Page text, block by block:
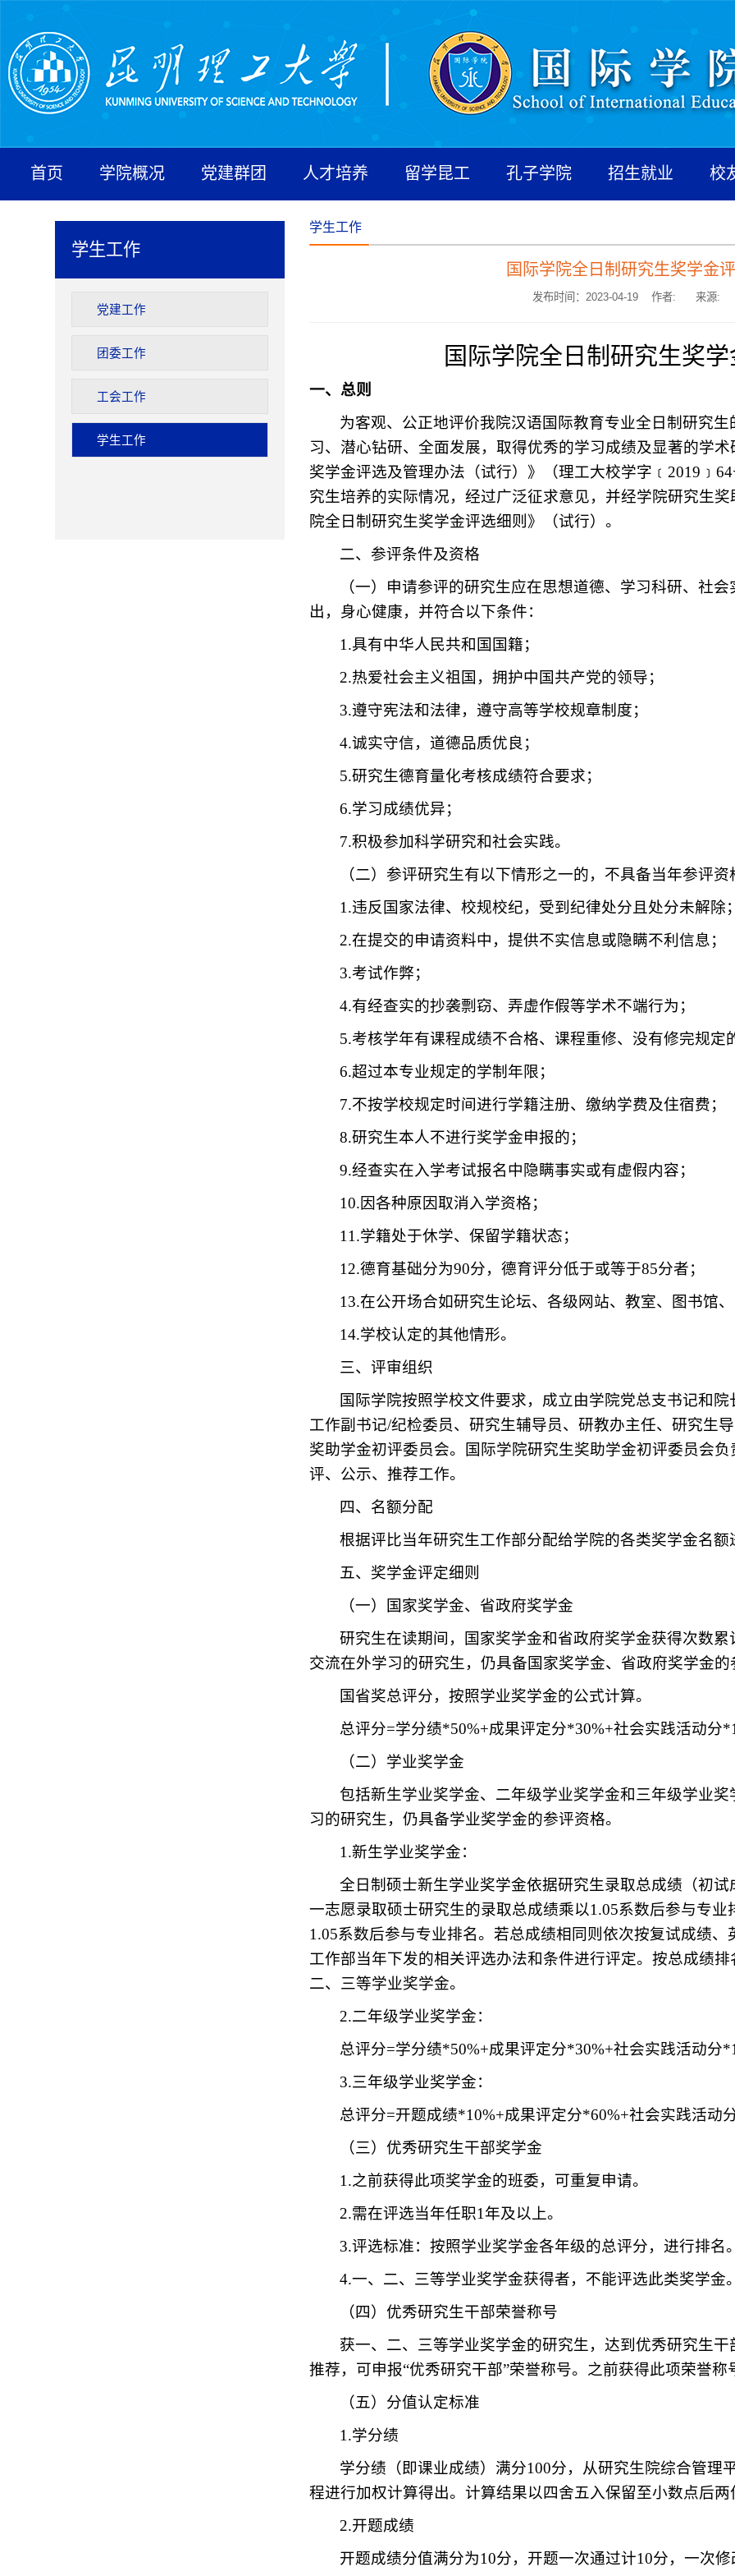
首页 学院概况 党建群团 人才培养 留学昆工 孔子学院 招生就业 校
学生工作
党建工作
团委工作
工会工作
学生工作
学生工作
国际学院全日制研究生奖学金
发布时间：2023-04-19 作者: 来源:
国际学院全日制研究生奖学
一、总则
为客观、公正地评价我院汉语国际教育专业全日制研究
习、潜心钻研、全面发展，取得优秀的学习成绩及显著的学
奖学金评选及管理办法（试行）》（理工大校学字
究生培养的实际情况，经过广泛征求意见，并经学院研究生奖
院全日制研究生奖学金评选细则》（试行）。
二、参评条件及资格
（一）申请参评的研究生应在思想道德、学习科研、社
出，身心健康，并符合以下条件：
1.具有中华人民共和国国籍；
2.热爱社会主义祖国，拥护中国共产党的领导；
3.遵守宪法和法律，遵守高等学校规章制度；
4.诚实守信，道德品质优良；
5.研究生德育量化考核成绩符合要求；
6.学习成绩优异；
7.积极参加科学研究和社会实践。
（二）参评研究生有以下情形之一的，不具备当年参评资
1.违反国家法律、校规校纪，受到纪律处分且处分未解除；
2.在提交的申请资料中，提供不实信息或隐瞒不利信息；
3.考试作弊；
4.有经查实的抄袭剽窃、弄虚作假等学术不端行为；
5.考核学年有课程成绩不合格、课程重修、没有修完规定
6.超过本专业规定的学制年限；
7.不按学校规定时间进行学籍注册、缴纳学费及住宿费；
8.研究生本人不进行奖学金申报的；
9.经查实在入学考试报名中隐瞒事实或有虚假内容；
10.因各种原因取消入学资格；
11.学籍处于休学、保留学籍状态；
12.德育基础分为90分，德育评分低于或等于85分者；
13.在公开场合如研究生论坛、各级网站、教室、图书馆
14.学校认定的其他情形。
三、评审组织
国际学院按照学校文件要求，成立由学院党总支书记和
工作副书记/纪检委员、研究生辅导员、研教办主任、研究生
奖助学金初评委员会。国际学院研究生奖助学金初评委员会
评、公示、推荐工作。
四、名额分配
根据评比当年研究生工作部分配给学院的各类奖学金名额
五、奖学金评定细则
（一）国家奖学金、省政府奖学金
研究生在读期间，国家奖学金和省政府奖学金获得次数
交流在外学习的研究生，仍具备国家奖学金、省政府奖学金的
国省奖总评分，按照学业奖学金的公式计算。
总评分=学分绩*50%+成果评定分*30%+社会实践活动分
（二）学业奖学金
包括新生学业奖学金、二年级学业奖学金和三年级学业
习的研究生，仍具备学业奖学金的参评资格。
1.新生学业奖学金：
全日制硕士新生学业奖学金依据研究生录取总成绩（初
一志愿录取硕士研究生的录取总成绩乘以1.05系数后参与专
1.05系数后参与专业排名。若总成绩相同则依次按复试成绩
工作部当年下发的相关评选办法和条件进行评定。按总成绩
二、三等学业奖学金。
2.二年级学业奖学金：
总评分=学分绩*50%+成果评定分*30%+社会实践活动分
3.三年级学业奖学金：
总评分=开题成绩*10%+成果评定分*60%+社会实践活动
（三）优秀研究生干部奖学金
1.之前获得此项奖学金的班委，可重复申请。
2.需在评选当年任职1年及以上。
3.评选标准：按照学业奖学金各年级的总评分，进行排名
4.一、二、三等学业奖学金获得者，不能评选此类奖学金。
（四）优秀研究生干部荣誉称号
获一、二、三等学业奖学金的研究生，达到优秀研究生
推荐，可申报“优秀研究干部”荣誉称号。之前获得此项荣誉称
（五）分值认定标准
1.学分绩
学分绩（即课业成绩）满分100分，从研究生院综合管理
程进行加权计算得出。计算结果以四舍五入保留至小数点后两
2.开题成绩
开题成绩分值满分为10分，开题一次通过计10分，一次